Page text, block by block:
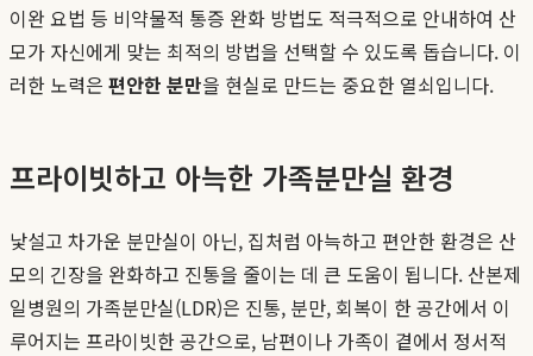
이완 요법 등 비약물적 통증 완화 방법도 적극적으로 안내하여 산
모가 자신에게 맞는 최적의 방법을 선택할 수 있도록 돕습니다. 이
러한 노력은 편안한 분만을 현실로 만드는 중요한 열쇠입니다.
프라이빗하고 아늑한 가족분만실 환경
낯설고 차가운 분만실이 아닌, 집처럼 아늑하고 편안한 환경은 산
모의 긴장을 완화하고 진통을 줄이는 데 큰 도움이 됩니다. 산본제
일병원의 가족분만실(LDR)은 진통, 분만, 회복이 한 공간에서 이
루어지는 프라이빗한 공간으로, 남편이나 가족이 곁에서 정서적